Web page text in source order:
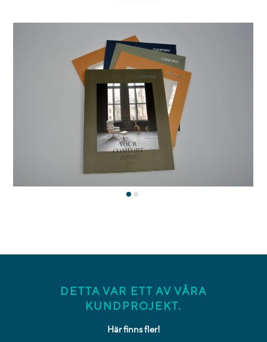
DETTA VAR ETT AV VÅRA
KUNDPROJEKT.
Här finns fler!